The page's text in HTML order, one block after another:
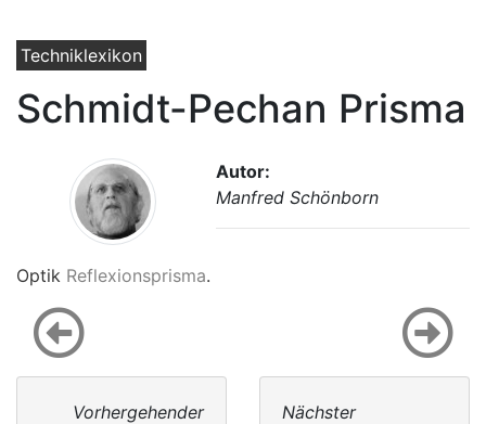
Techniklexikon
Schmidt-Pechan Prisma
Autor:
Manfred Schönborn
Optik Reflexionsprisma.
Vorhergehender
Nächster